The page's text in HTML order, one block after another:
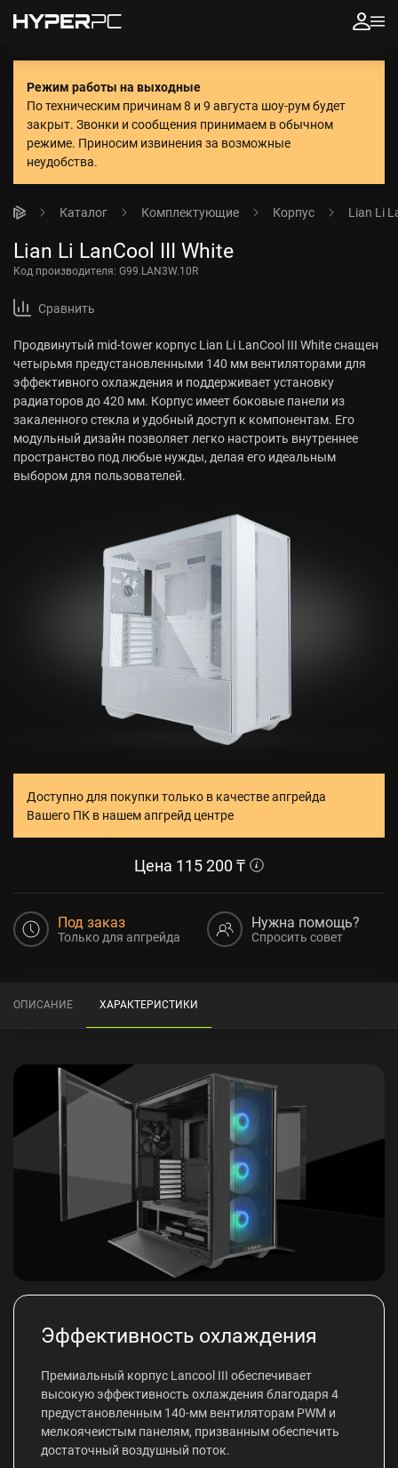
Режим работы на выходные
По техническим причинам 8 и 9 августа шоу-рум будет
закрыт. Звонки и сообщения принимаем в обычном
режиме. Приносим извинения за возможные
неудобства.
Каталог Комплектующие Корпус Lian Li
Lian Li LanCool III White
Код производителя: G99.LAN3W.10R
Сравнить
Продвинутый mid-tower корпус Lian Li LanCool III White снащен
четырьмя предустановленными 140 мм вентиляторами для
эффективного охлаждения и поддерживает установку
радиаторов до 420 мм. Корпус имеет боковые панели из
закаленного стекла и удобный доступ к компонентам. Его
модульный дизайн позволяет легко настроить внутреннее
пространство под любые нужды, делая его идеальным
выбором для пользователей.
Доступно для покупки только в качестве апгрейда
Вашего ПК в нашем апгрейд центре
Цена 115 200 ₸
Под заказ
Только для апгрейда
Нужна помощь?
Спросить совет
ОПИСАНИЕ ХАРАКТЕРИСТИКИ
Эффективность охлаждения
Премиальный корпус Lancool III обеспечивает
высокую эффективность охлаждения благодаря 4
предустановленным 140-мм вентиляторам PWM и
мелкоячеистым панелям, призванным обеспечить
достаточный воздушный поток.